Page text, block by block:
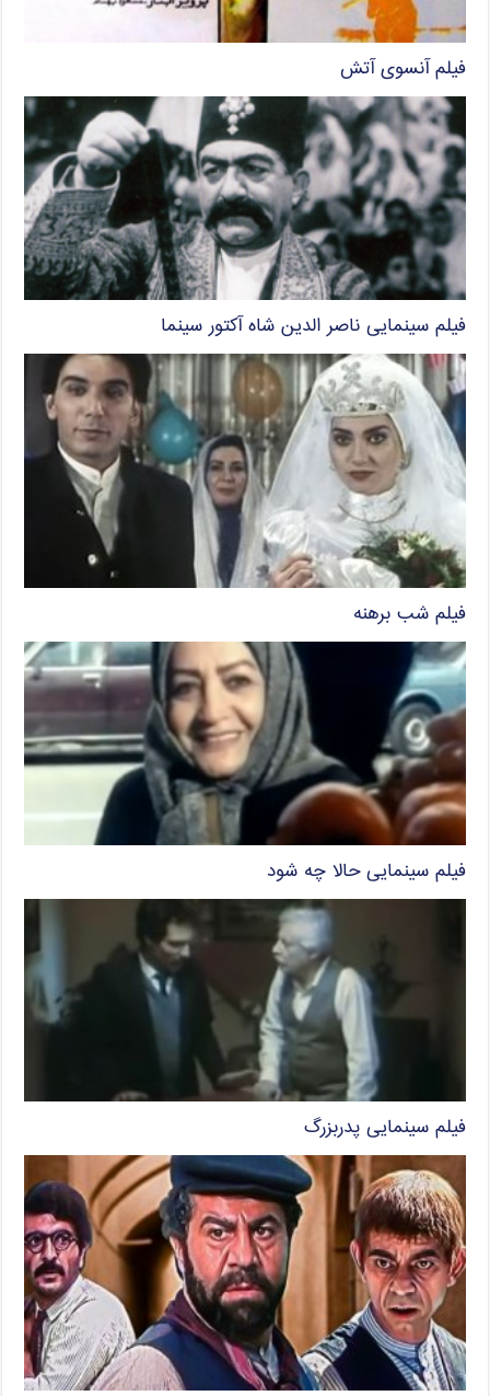
فیلم آنسوی آتش
فیلم سینمایی ناصر الدین شاه آکتور سینما
فیلم شب برهنه
فیلم سینمایی حالا چه شود
فیلم سینمایی پدربزرگ